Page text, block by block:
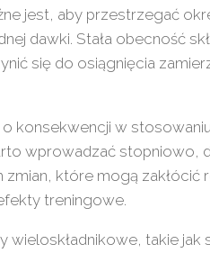
jest, aby przestrzegać
dawki. Stała obecność
się do osiągnięcia
konsekwencji w
wprowadzać stopniowo,
zmian, które mogą
treningowe.
wieloskładnikowe, takie